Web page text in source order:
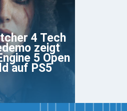
4 Tech
zeigt
5 Open
auf PS5